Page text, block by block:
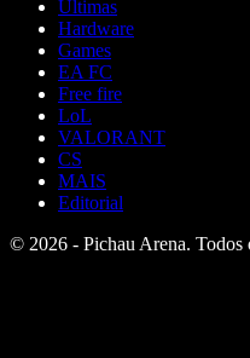
Últimas
Hardware
Games
EA FC
Free fire
LoL
VALORANT
CS
MAIS
Editorial
© 2026 - Pichau Arena. Todos